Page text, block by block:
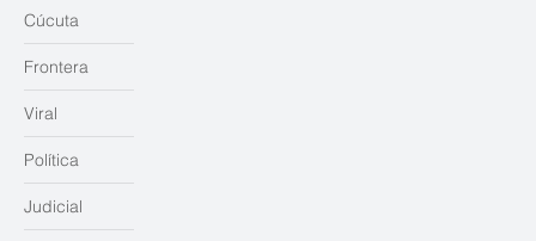
Judicial
Cúcuta
Frontera
Viral
Política